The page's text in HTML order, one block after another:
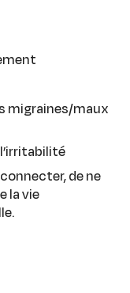
migraines/maux
de ne
la vie